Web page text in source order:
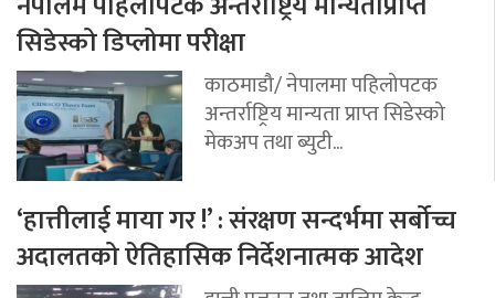
सिडेस्को डिप्लोमा परीक्षा
काठमाडौ/ नेपालमा पहिलोपटक
अन्तर्राष्ट्रिय मान्यता प्राप्त सिडेस्को
मेकअप तथा ब्युटी...
‘हात्तीलाई माया गर !’ : संरक्षण सन्दर्भमा सर्बोच्च
अदालतको ऐतिहासिक निर्देशनात्मक आदेश